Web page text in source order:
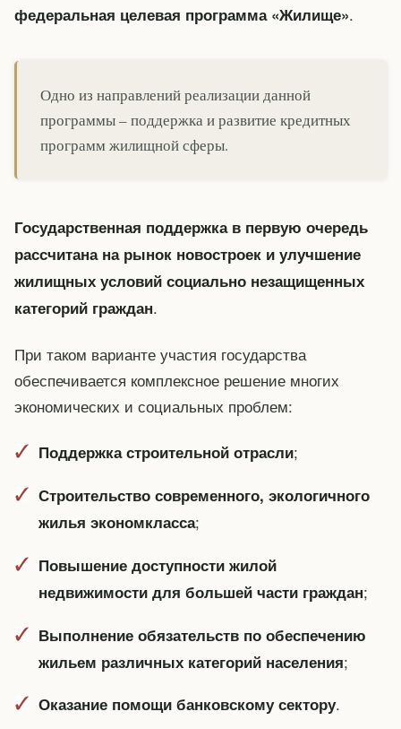
федеральная целевая программа «Жилище».
Одно из направлений реализации данной
программы – поддержка и развитие кредитных
программ жилищной сферы.
Государственная поддержка в первую очередь
рассчитана на рынок новостроек и улучшение
жилищных условий социально незащищенных
категорий граждан.
При таком варианте участия государства
обеспечивается комплексное решение многих
экономических и социальных проблем:
Поддержка строительной отрасли;
Строительство современного, экологичного
жилья экономкласса;
Повышение доступности жилой
недвижимости для большей части граждан;
Выполнение обязательств по обеспечению
жильем различных категорий населения;
Оказание помощи банковскому сектору.